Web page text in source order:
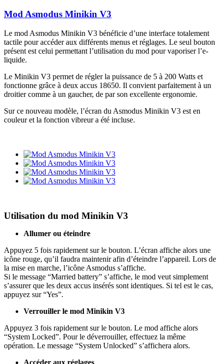
Mod Asmodus Minikin V3
Le mod Asmodus Minikin V3 bénéficie d’une interface totalement
tactile pour accéder aux différents menus et réglages. Le seul bouton
présent est celui permettant l’utilisation du mod pour vaporiser l’e-
liquide.
Le Minikin V3 permet de régler la puissance de 5 à 200 Watts et
fonctionne grâce à deux accus 18650. Il convient parfaitement à un
droitier comme à un gaucher, de par son excellente ergonomie.
Sur ce nouveau modèle, l’écran du Asmodus Minikin V3 est en
couleur et la fonction vibreur a été incluse.
Utilisation du mod Minikin V3
Allumer ou éteindre
Appuyez 5 fois rapidement sur le bouton. L’écran affiche alors une
icône rouge, qu’il faudra maintenir afin d’éteindre l’appareil. Lors de
la mise en marche, l’icône Asmodus s’affiche.
Si le message “Married battery” s’affiche, le mod veut simplement
s’assurer que les deux accus insérés sont identiques. Si tel est le cas,
appuyez sur “Yes”.
Verrouiller le mod Minikin V3
Appuyez 3 fois rapidement sur le bouton. Le mod affiche alors
“System Locked”. Pour le déverrouiller, effectuez la même
opération. Le message “System Unlocked” s’affichera alors.